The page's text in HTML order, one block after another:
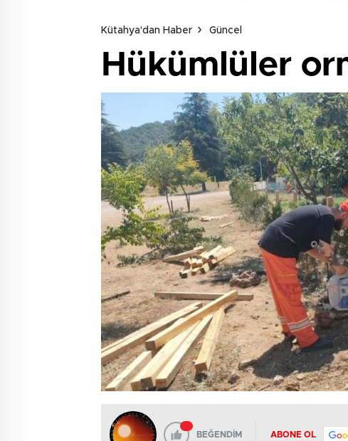
Kütahya'dan Haber Güncel
Hükümlüler
BEĞENDİM ABONE OL